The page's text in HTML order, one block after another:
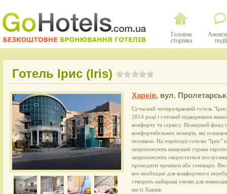
Головна
сторінка
події
Готель Ірис (Iris)
Харків, вул.
Сучасний чотиризірковий готель
2014 році і готовий підкорювати
комфорту та сервісу. Номерний фонд
комфортабельних номерів, які
технікою. На території готелю "Ірис"
запропонують вишукані страви
запропонують скористатися
проводити тренінги або семінари.
все необхідне для комфортного
створить найкращі умови для
місті Харків.